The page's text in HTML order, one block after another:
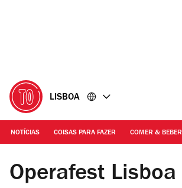
LISBOA
NOTÍCIAS COISAS PARA FAZER COMER & BEBER
DR | Turandot
Operafest Lisboa